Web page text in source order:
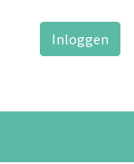
Inloggen